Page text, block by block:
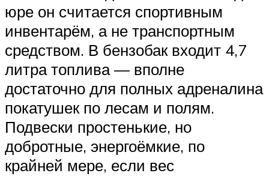
юре он считается спортивным
инвентарём, а не транспортным
средством. В бензобак входит 4,7
литра топлива — вполне
достаточно для полных адреналина
покатушек по лесам и полям.
Подвески простенькие, но
добротные, энергоёмкие, по
крайней мере, если вес